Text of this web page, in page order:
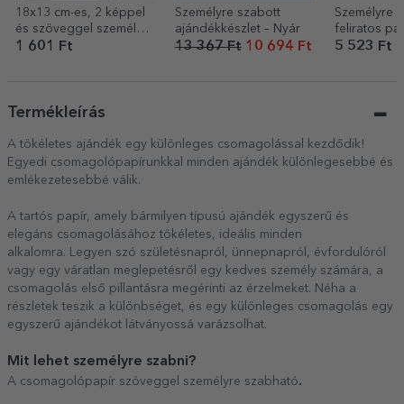
18x13 cm-es, 2 képpel
és szöveggel személyre
szabott mágnes –
1 601 Ft
Személyre szabott
ajándékkészlet – Nyár
13 367 Ft10 694 Ft
Személyre
feliratos
Nasa
5 523 Ft
Termékleírás
A tökéletes ajándék egy különleges csomagolással kezdődik!
Egyedi csomagolópapírunkkal minden ajándék különlegesebbé és
emlékezetesebbé válik.
A tartós papír, amely bármilyen típusú ajándék egyszerű és
elegáns csomagolásához tökéletes, ideális minden
alkalomra. Legyen szó születésnapról, ünnepnapról, évfordulóról
vagy egy váratlan meglepetésről egy kedves személy számára, a
csomagolás első pillantásra megérinti az érzelmeket. Néha a
részletek teszik a különbséget, és egy különleges csomagolás egy
egyszerű ajándékot látványossá varázsolhat.
Mit lehet személyre szabni?
A csomagolópapír szöveggel személyre szabható.